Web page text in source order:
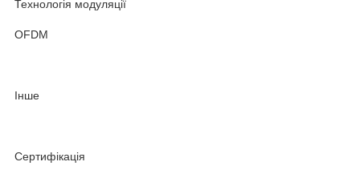
Технологія модуляції
OFDM
Інше
Сертифікація